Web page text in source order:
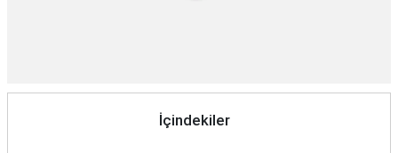
İçindekiler